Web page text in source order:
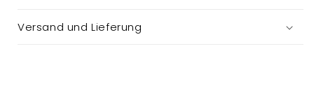
Versand und Lieferung